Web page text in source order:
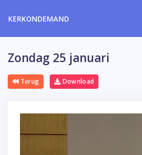
KERKONDEMAND
Zondag 25 januari
Terug Download